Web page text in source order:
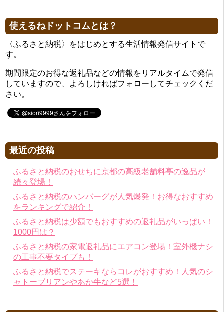
使えるねドットコムとは？
〈ふるさと納税〉をはじめとする生活情報発信サイトで
す。
期間限定のお得な返礼品などの情報をリアルタイムで発信
していますので、よろしければフォローしてチェックくだ
さい。
最近の投稿
ふるさと納税のおせちに京都の高級老舗料亭の逸品が
続々登場！
ふるさと納税のハンバーグが人気爆発！お得なおすすめ
をランキングで紹介！
ふるさと納税は少額でもおすすめの返礼品がいっぱい！
1000円は？
ふるさと納税の家電返礼品にエアコン登場！室外機ナシ
の工事不要タイプも！
ふるさと納税でステーキならコレがおすすめ！人気のシ
ャトーブリアンやあか牛など5選！